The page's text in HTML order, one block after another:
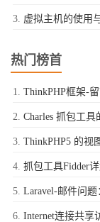
虚拟主机的使用
热门榜首
ThinkPHP框架-
Charles 抓包工具
ThinkPHP5 的视
抓包工具Fidder
Laravel-邮件问题：Failed to
Internet连接共享